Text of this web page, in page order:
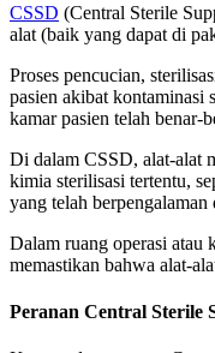
CSSD (Central Sterile
alat (baik yang dapat di
Proses pencucian,
pasien akibat kontaminasi
kamar pasien telah benar-
Di dalam CSSD, alat-alat
kimia sterilisasi tertentu,
yang telah
Dalam ruang operasi atau
memastikan bahwa alat-
Peranan Central Sterile